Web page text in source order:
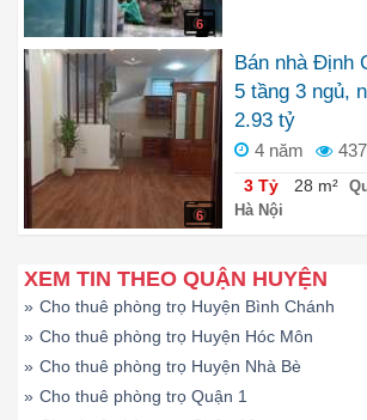
6
6
Bán nhà Định
5 tầng 3 ngủ,
2.93 tỷ
4 năm
3 Tỷ 28 m²
Hà Nội
XEM TIN THEO QUẬN HUYỆN
» Cho thuê phòng trọ Huyện Bình Chánh
» Cho thuê phòng trọ Huyện Hóc Môn
» Cho thuê phòng trọ Huyện Nhà Bè
» Cho thuê phòng trọ Quận 1